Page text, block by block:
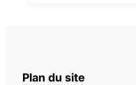
Plan du site